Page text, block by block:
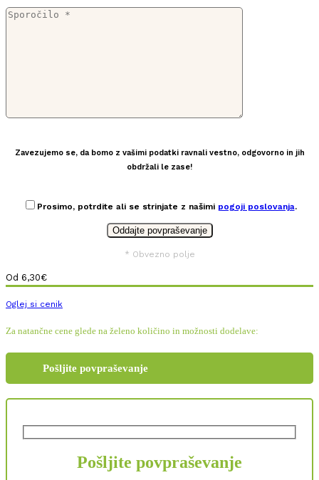
Zavezujemo se, da bomo z vašimi podatki ravnali vestno, odgovorno in jih
obdržali le zase!
Prosimo, potrdite ali se strinjate z našimi pogoji poslovanja.
* Obvezno polje
Od 6,30€
Oglej si cenik
Za natančne cene glede na želeno količino in možnosti dodelave:
Pošljite povpraševanje
Pošljite povpraševanje